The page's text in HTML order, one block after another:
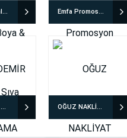
NartDeco İtalyan Boya & İtalyan Sıva Uygulamaları Emfa Promosyon
ETKİ DEMİR DOĞRAMA OĞUZ NAKLİYAT EVDEN EVE NAKLİYAT